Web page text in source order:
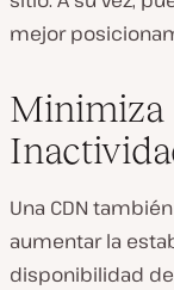
mejor
Minimiza
Una CDN
aumentar la
disponibilidad